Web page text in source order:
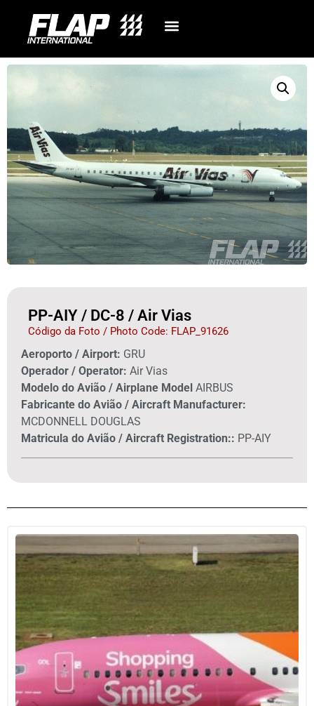
PP-AIY / DC-8 / Air Vias
Código da Foto / Photo Code: FLAP_91626
Aeroporto / Airport: GRU
Operador / Operator: Air Vias
Modelo do Avião / Airplane Model AIRBUS
Fabricante do Avião / Aircraft Manufacturer:
MCDONNELL DOUGLAS
Matricula do Avião / Aircraft Registration:: PP-AIY